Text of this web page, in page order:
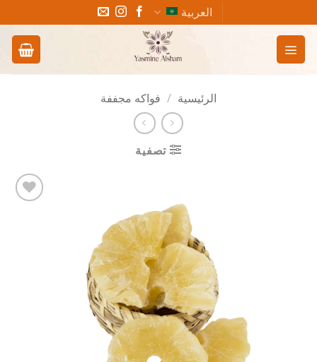
للمحتوى
العربية
الرئيسية / فواكه مجففة
تصفية